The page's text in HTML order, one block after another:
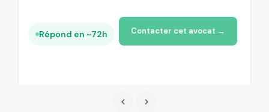
Répond en ~72h Contacter cet avocat →